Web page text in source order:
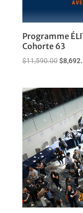
Programme
Cohorte 63
$11,590.00 Le
était :
$